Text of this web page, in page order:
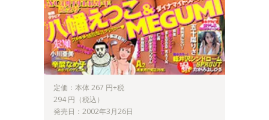
定価：本体 267 円+税
294 円（税込）
発売日：2002年3月26日